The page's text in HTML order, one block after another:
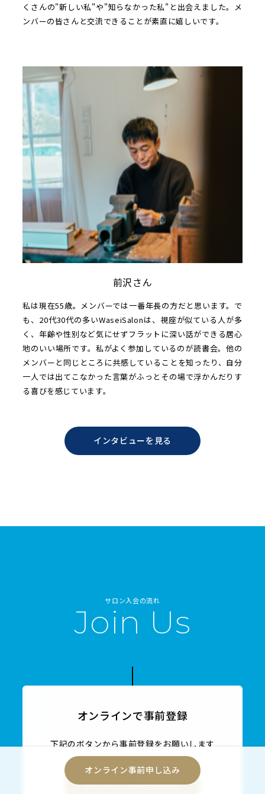
オンライン事前申し込み
くさんの"新しい私"や"知らなかった私"と出会えました。メ
ンバーの皆さんと交流できることが素直に嬉しいです。
前沢さん
私は現在55歳。メンバーでは一番年長の方だと思います。で
も、20代30代の多いWaseiSalonは、視座が似ている人が多
く、年齢や性別など気にせずフラットに深い話ができる居心
地のいい場所です。私がよく参加しているのが読書会。他の
メンバーと同じところに共感していることを知ったり、自分
一人では出てこなかった言葉がふっとその場で浮かんだりす
る喜びを感じています。
インタビューを見る
サロン入会の流れ
Join Us
オンラインで事前登録
下記のボタンから事前登録をお願いします
オンライン事前申し込み